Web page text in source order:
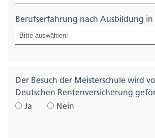
Berufserfahrung nach Ausbildung
Der Besuch der Meisterschule wird
Deutschen Rentenversicherung
Ja
Nein